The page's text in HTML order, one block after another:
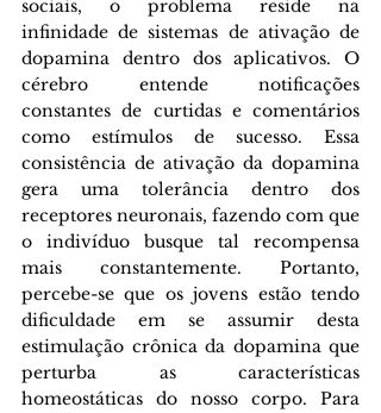
sociais, o problema reside na
infinidade de sistemas de ativação de
dopamina dentro dos aplicativos. O
cérebro entende notificações
constantes de curtidas e comentários
como estímulos de sucesso. Essa
consistência de ativação da dopamina
gera uma tolerância dentro dos
receptores neuronais, fazendo com que
o indivíduo busque tal recompensa
mais constantemente. Portanto,
percebe-se que os jovens estão tendo
dificuldade em se assumir desta
estimulação crônica da dopamina que
perturba as características
homeostáticas do nosso corpo. Para